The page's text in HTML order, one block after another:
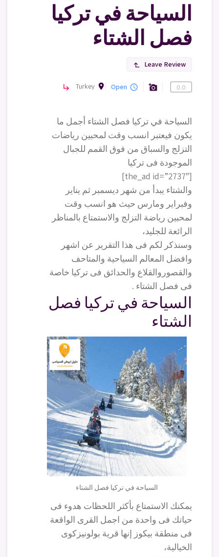
السياحة في تركيا
فصل الشتاء
Leave Review
subdirectory_arrow_left
0.0
add_a_photo معالم سياحية
query_builder
Open
room
Turkey
subdirectory_arrow_right
السياحة في تركيا فصل الشتاء أجمل ما
يكون فيعتبر انسب وقت لمحبين رياضات
التزلج والسباق من فوق القمم للجبال
الموجودة فى تركيا
[the_ad id=”2737″]
والشتاء يبدأ من شهر ديسمبر ثم يناير
وفبراير ومارس حيث هو انسب وقت
لمحبين رياضة التزلج والاستمتاع بالمناظر
الرائعة للجليد،
وسنذكر لكم فى هذا التقرير عن اشهر
وافضل المعالم السياحية والمتاحف
والقصوروالقلاع والحدائق فى تركيا خاصة
فى فصل الشتاء .
السياحة في تركيا فصل
الشتاء
السياحة في تركيا فصل الشتاء
يمكنك الاستمتاع بأكثر اللحظات هدوء فى
حياتك فى واحدة من اجمل القرى الواقعة
فى منطقة بيكوز إنها قرية بولونيزكوى
الخيالية،